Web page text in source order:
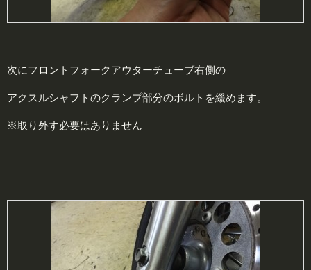
次にフロントフォークアウターチューブ右側の
アクスルシャフトのクランプ部分のボルトを緩めます。
※取り外す必要はありません